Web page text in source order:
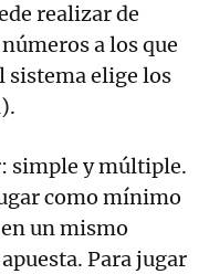
realizar de
a los que
sistema elige los
simple y múltiple.
como mínimo
un mismo
Para jugar